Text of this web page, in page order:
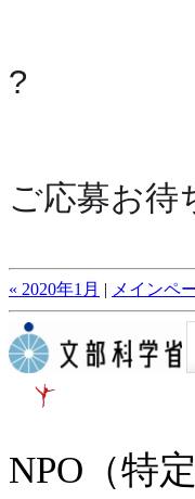
?
ご応募お待
« 2020年1月 メインペ
NPO（特